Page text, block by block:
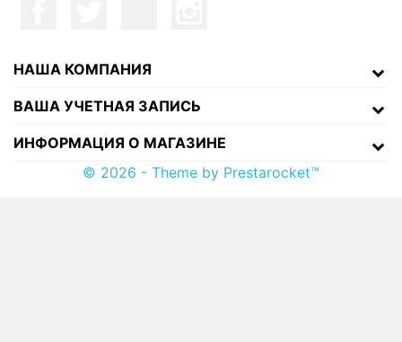
НАША КОМПАНИЯ
ВАША УЧЕТНАЯ ЗАПИСЬ
ИНФОРМАЦИЯ О МАГАЗИНЕ
© 2026 - Theme by Prestarocket™